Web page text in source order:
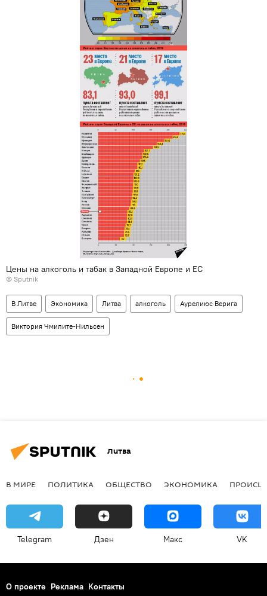
Цены на алкоголь и табак в Западной Европе и ЕС
© Sputnik
В Литве Экономика Литва алкоголь Аурелиюс Верига
Виктория Чмилите-Нильсен
Литва
В МИРЕ ПОЛИТИКА ОБЩЕСТВО ЭКОНОМИКА
Telegram Дзен Макс VK
О проекте Реклама Контакты